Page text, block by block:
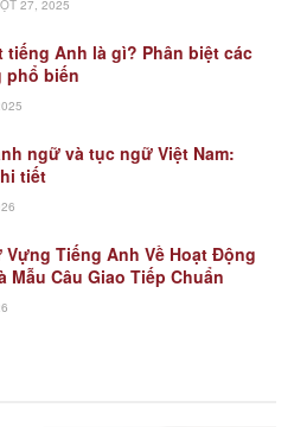
27, 2025
tiếng Anh là gì? Phân biệt các
phổ biến
ngữ và tục ngữ Việt Nam:
tiết
Tiếng Anh Về Hoạt Động
Mẫu Câu Giao Tiếp Chuẩn